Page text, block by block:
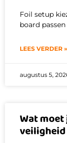
Foil setup
board
LEES VERDER »
augustus 5,
Wat